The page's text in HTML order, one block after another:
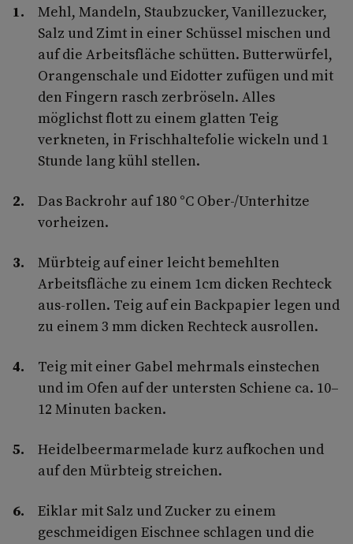
Mehl, Mandeln, Staubzucker, Vanillezucker,
Salz und Zimt in einer Schüssel mischen und
auf die Arbeitsfläche schütten. Butterwürfel,
Orangenschale und Eidotter zufügen und mit
den Fingern rasch zerbröseln. Alles
möglichst flott zu einem glatten Teig
verkneten, in Frischhaltefolie wickeln und 1
Stunde lang kühl stellen.
Das Backrohr auf 180 °C Ober-/Unterhitze
vorheizen.
Mürbteig auf einer leicht bemehlten
Arbeitsfläche zu einem 1cm dicken Rechteck
aus-rollen. Teig auf ein Backpapier legen und
zu einem 3 mm dicken Rechteck ausrollen.
Teig mit einer Gabel mehrmals einstechen
und im Ofen auf der untersten Schiene ca. 10–
12 Minuten backen.
Heidelbeermarmelade kurz aufkochen und
auf den Mürbteig streichen.
Eiklar mit Salz und Zucker zu einem
geschmeidigen Eischnee schlagen und die